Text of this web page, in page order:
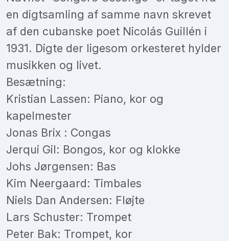
en digtsamling af samme navn skrevet
af den cubanske poet Nicolás Guillén i
1931. Digte der ligesom orkesteret hylder
musikken og livet.
Besætning:
Kristian Lassen: Piano, kor og
kapelmester
Jonas Brix : Congas
Jerqui Gil: Bongos, kor og klokke
Johs Jørgensen: Bas
Kim Neergaard: Timbales
Niels Dan Andersen: Fløjte
Lars Schuster: Trompet
Peter Bak: Trompet, kor